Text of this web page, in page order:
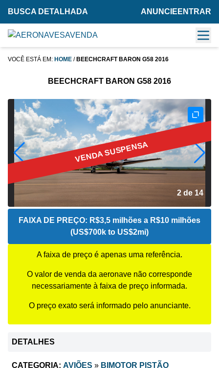
BUSCA DETALHADA ANUNCIE ENTRAR
VOCÊ ESTÁ EM: HOME / BEECHCRAFT BARON G58 2016
BEECHCRAFT BARON G58 2016
VENDA SUSPENSA
2 de 14
FAIXA DE PREÇO: R$3,5 milhões a R$10 milhões
(US$700k to US$2mi)
A faixa de preço é apenas uma referência.
O valor de venda da aeronave não corresponde
necessariamente à faixa de preço informada.
O preço exato será informado pelo anunciante.
DETALHES
CATEGORIA: AVIÕES » BIMOTOR PISTÃO